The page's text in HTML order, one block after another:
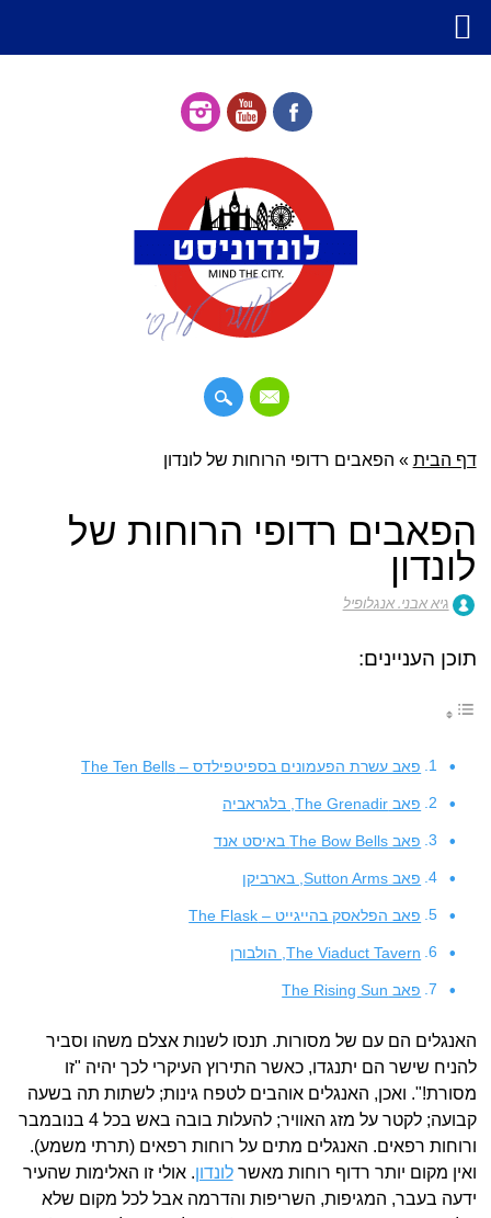
תפריט ראשי
דילוג
דף הבית » הפאבים רדופי הרוחות של לונדון
הפאבים רדופי הרוחות של
לונדון
גיא אבני. אנגלופיל
תוכן העניינים:
פאב עשרת הפעמונים בספיטפילדס – The Ten Bells
פאב The Grenadir, בלגראביה
פאב The Bow Bells באיסט אנד
פאב Sutton Arms, בארביקן
פאב הפלאסק בהייגייט – The Flask
The Viaduct Tavern, הולבורן
פאב The Rising Sun
האנגלים הם עם של מסורות. תנסו לשנות אצלם משהו וסביר
להניח שישר הם יתנגדו, כאשר התירוץ העיקרי לכך יהיה "זו
מסורת!". ואכן, האנגלים אוהבים לטפח גינות; לשתות תה בשעה
קבועה; לקטר על מזג האוויר; להעלות בובה באש בכל 4 בנובמבר
ורוחות רפאים. האנגלים מתים על רוחות רפאים (תרתי משמע).
ואין מקום יותר רדוף רוחות מאשרלונדון. אולי זו האלימות שהעיר
ידעה בעבר, המגיפות, השריפות והדרמה אבל לכל מקום שלא